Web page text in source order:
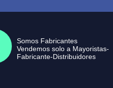
Somos Fabricantes
Vendemos solo a Mayoristas-
Fabricante-Distribuidores